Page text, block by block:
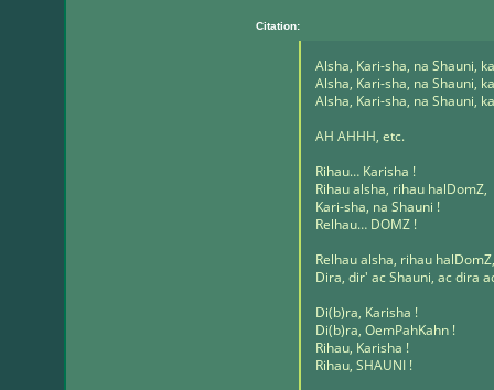
Citation:
Alsha, Kari-sha, na Shauni,
Alsha, Kari-sha, na Shauni,
Alsha, Kari-sha, na Shauni,
AH AHHH, etc.
Rihau… Karisha !
Rihau alsha, rihau halDomZ,
Kari-sha, na Shauni !
Relhau… DOMZ !
Relhau alsha, rihau
Dira, dir' ac Shauni, ac dira
Di(b)ra, Karisha !
Di(b)ra, OemPahKahn !
Rihau, Karisha !
Rihau, SHAUNI !